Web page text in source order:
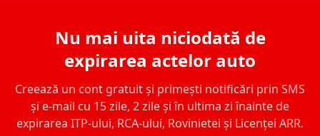
Nu mai uita niciodată de
expirarea actelor auto
Creează un cont gratuit și primești notificări prin SMS
și e-mail cu 15 zile, 2 zile și în ultima zi înainte de
expirarea ITP-ului, RCA-ului, Rovinietei și Licenței ARR.